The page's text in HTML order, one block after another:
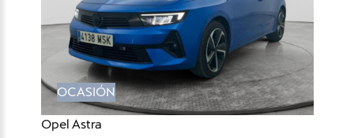
OCASIÓN
Opel Astra